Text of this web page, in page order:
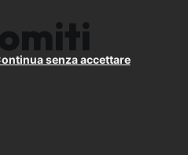
senza accettare